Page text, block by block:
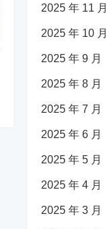
2025 年 11 月
2025 年 10 月
2025 年 9 月
2025 年 8 月
2025 年 7 月
2025 年 6 月
2025 年 5 月
2025 年 4 月
2025 年 3 月